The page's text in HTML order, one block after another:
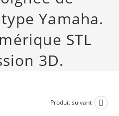
Yamaha.
STL
3D.
Produit suivant